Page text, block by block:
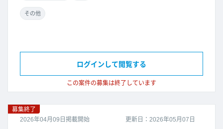
その他
この案件の募集は終了しています
ログインして閲覧する
更新日：2026年05月07日
募集終了
2026年04月09日掲載開始